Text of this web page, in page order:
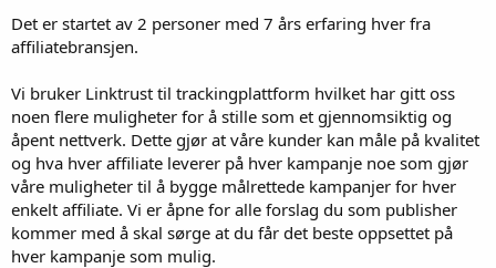
Det er startet av 2 personer med 7 års erfaring hver fra
affiliatebransjen.
Vi bruker Linktrust til trackingplattform hvilket har gitt oss
noen flere muligheter for å stille som et gjennomsiktig og
åpent nettverk. Dette gjør at våre kunder kan måle på kvalitet
og hva hver affiliate leverer på hver kampanje noe som gjør
våre muligheter til å bygge målrettede kampanjer for hver
enkelt affiliate. Vi er åpne for alle forslag du som publisher
kommer med å skal sørge at du får det beste oppsettet på
hver kampanje som mulig.